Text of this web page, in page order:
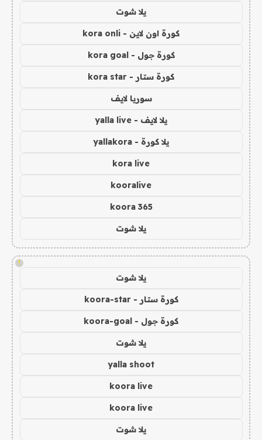
يلا شوت
كورة اون لاين - kora onli
كورة جول - kora goal
كورة ستار - kora star
سوريا لايف
يلا لايف - yalla live
يلا كورة - yallakora
kora live
kooralive
koora 365
يلا شوت
!
يلا شوت
كورة ستار - koora-star
كورة جول - koora-goal
يلا شوت
yalla shoot
koora live
koora live
يلا شوت